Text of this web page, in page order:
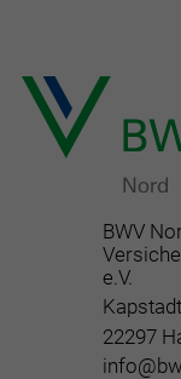
BWV
e.V.
22297